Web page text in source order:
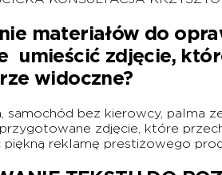
materiałów do
umieścić zdjęcie,
widoczne?
samochód bez kierowcy, palma
zdjęcie, które
piękną reklamę prestiżowego